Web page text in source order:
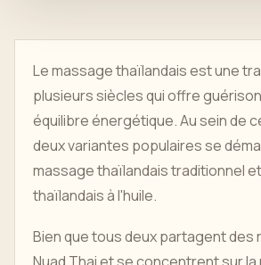
Le massage thaïlandais est une
plusieurs siècles qui offre
équilibre énergétique. Au sein de
deux variantes populaires se
massage thaïlandais traditionnel
thaïlandais à l'huile.
Bien que tous deux partagent des